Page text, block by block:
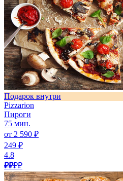
Подарок внутри
Pizzarion
Пироги
75 мин.
от 2 590 ₽
249 ₽
4.8
₽₽₽₽